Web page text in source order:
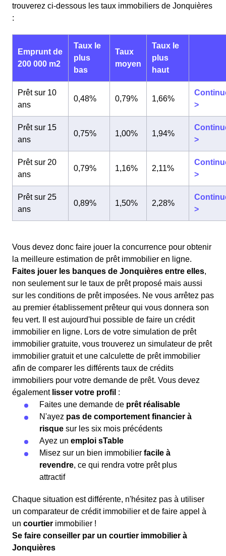
trouverez ci-dessous les taux immobiliers de Jonquières
:
Emprunt de
200 000 m2
Taux le
plus
bas
Taux
moyen
Taux le
plus
haut
Prêt sur 10
ans
0,48% 0,79% 1,66%
>
Prêt sur 15
ans
0,75% 1,00% 1,94%
>
Prêt sur 20
ans
0,79% 1,16% 2,11%
>
Prêt sur 25
ans
0,89% 1,50% 2,28%
>
Vous devez donc faire jouer la concurrence pour obtenir
la meilleure estimation de prêt immobilier en ligne.
Faites jouer les banques de Jonquières entre elles,
non seulement sur le taux de prêt proposé mais aussi
sur les conditions de prêt imposées. Ne vous arrêtez pas
au premier établissement prêteur qui vous donnera son
feu vert. Il est aujourd'hui possible de faire un crédit
immobilier en ligne. Lors de votre simulation de prêt
immobilier gratuite, vous trouverez un simulateur de prêt
immobilier gratuit et une calculette de prêt immobilier
afin de comparer les différents taux de crédits
immobiliers pour votre demande de prêt. Vous devez
également lisser votre profil :
Faites une demande de prêt réalisable
N'ayez pas de comportement financier à
risque sur les six mois précédents
Ayez un emploi sTable
Misez sur un bien immobilier facile à
revendre, ce qui rendra votre prêt plus
attractif
Chaque situation est différente, n'hésitez pas à utiliser
un comparateur de crédit immobilier et de faire appel à
un courtier immobilier !
Se faire conseiller par un courtier immobilier à
Jonquières